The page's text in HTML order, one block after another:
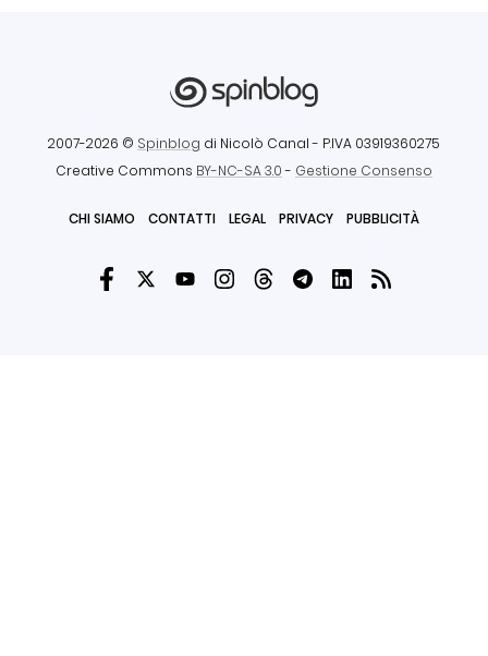
2007-2026 © Spinblog di Nicolò Canal - P.IVA 03919360275
Creative Commons BY-NC-SA 3.0- Gestione Consenso
CHI SIAMO CONTATTI LEGAL PRIVACY PUBBLICITÀ